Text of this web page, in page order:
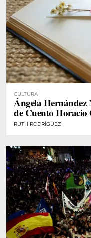
CULTURA
Ángela Hernández
de Cuento
RUTH RODRÍGUEZ